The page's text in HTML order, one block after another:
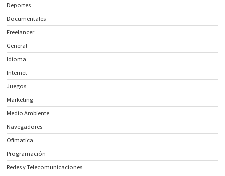
Deportes
Documentales
Freelancer
General
Idioma
Internet
Juegos
Marketing
Medio Ambiente
Navegadores
Ofimatica
Programación
Redes y Telecomunicaciones